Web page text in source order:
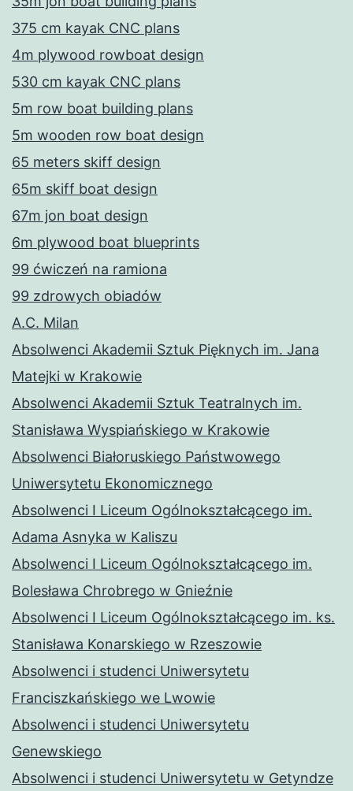
375 cm kayak CNC plans
4m plywood rowboat design
530 cm kayak CNC plans
5m row boat building plans
5m wooden row boat design
65 meters skiff design
65m skiff boat design
67m jon boat design
6m plywood boat blueprints
99 ćwiczeń na ramiona
99 zdrowych obiadów
A.C. Milan
Absolwenci Akademii Sztuk Pięknych im. Jana
Matejki w Krakowie
Absolwenci Akademii Sztuk Teatralnych im.
Stanisława Wyspiańskiego w Krakowie
Absolwenci Białoruskiego Państwowego
Uniwersytetu Ekonomicznego
Absolwenci I Liceum Ogólnokształcącego im.
Adama Asnyka w Kaliszu
Absolwenci I Liceum Ogólnokształcącego im.
Bolesława Chrobrego w Gnieźnie
Absolwenci I Liceum Ogólnokształcącego im. ks.
Stanisława Konarskiego w Rzeszowie
Absolwenci i studenci Uniwersytetu
Franciszkańskiego we Lwowie
Absolwenci i studenci Uniwersytetu
Genewskiego
Absolwenci i studenci Uniwersytetu w Getyndze